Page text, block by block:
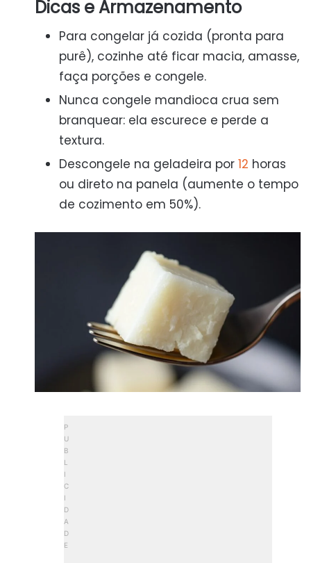
Dicas e Armazenamento
Para congelar já cozida (pronta para
purê), cozinhe até ficar macia, amasse,
faça porções e congele.
Nunca congele mandioca crua sem
branquear: ela escurece e perde a
textura.
Descongele na geladeira por 12 horas
ou direto na panela (aumente o tempo
de cozimento em 50%).